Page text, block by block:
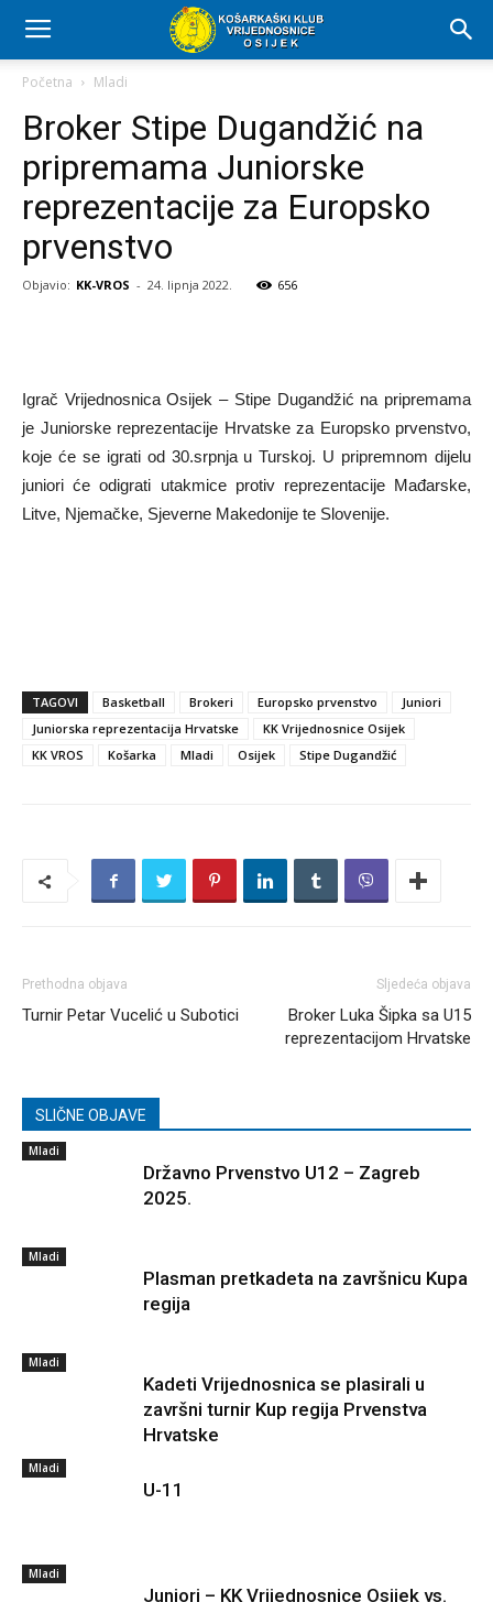
Početna Mladi
Broker Stipe Dugandžić na
pripremama Juniorske
reprezentacije za Europsko
prvenstvo
Objavio: KK-VROS - 24. lipnja 2022. 656
Igrač Vrijednosnica Osijek – Stipe Dugandžić na pripremama
je Juniorske reprezentacije Hrvatske za Europsko prvenstvo,
koje će se igrati od 30.srpnja u Turskoj. U pripremnom dijelu
juniori će odigrati utakmice protiv reprezentacije Mađarske,
Litve, Njemačke, Sjeverne Makedonije te Slovenije.
TAGOVI Basketball Brokeri Europsko prvenstvo
Juniori
Juniorska reprezentacija Hrvatske
KK Vrijednosnice Osijek
KK VROS
Košarka Mladi Osijek Stipe Dugandžić
Prethodna objava
Turnir Petar Vucelić u Subotici
Sljedeća objava
Broker Luka Šipka sa U15
reprezentacijom Hrvatske
SLIČNE OBJAVE
Mladi
Državno Prvenstvo U12 – Zagreb
2025.
Mladi
Plasman pretkadeta na završnicu Kupa
regija
Mladi
Kadeti Vrijednosnica se plasirali u
završni turnir Kup regija Prvenstva
Hrvatske
Mladi
U-11
Mladi
Juniori – KK Vrijednosnice Osijek vs.